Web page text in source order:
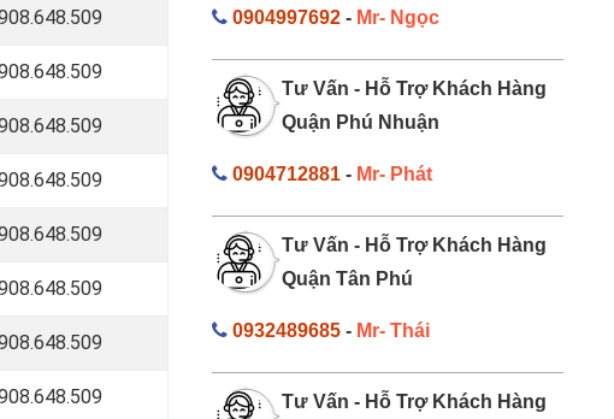
0904997692- Mr- Ngọc
Tư Vấn - Hỗ Trợ Khách Hàng
Quận Phú Nhuận
0904712881- Mr- Phát
Tư Vấn - Hỗ Trợ Khách Hàng
Quận Tân Phú
0932489685- Mr- Thái
Tư Vấn - Hỗ Trợ Khách Hàng